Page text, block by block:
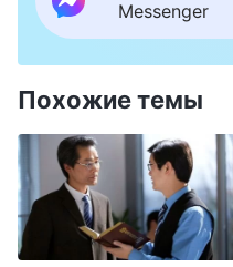
Messenger
Похожие темы